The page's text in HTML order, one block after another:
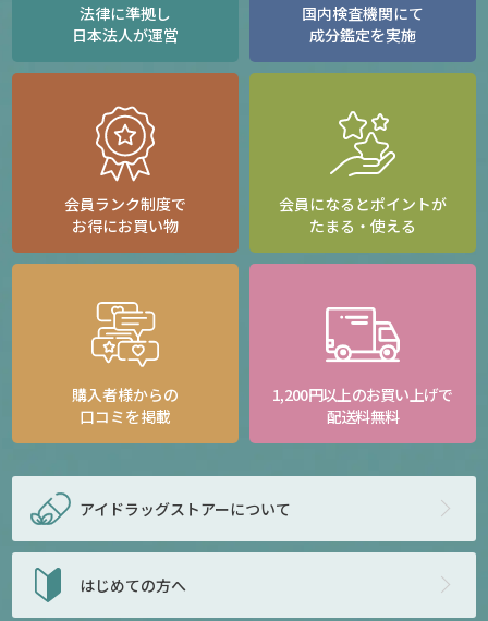
法律に準拠し
日本法人が運営
国内検査機関にて
成分鑑定を実施
会員ランク制度で
お得にお買い物
会員になるとポイントが
たまる・使える
購入者様からの
口コミを掲載
1,200円以上のお買い上げで
配送料無料
アイドラッグストアーについて
はじめての方へ